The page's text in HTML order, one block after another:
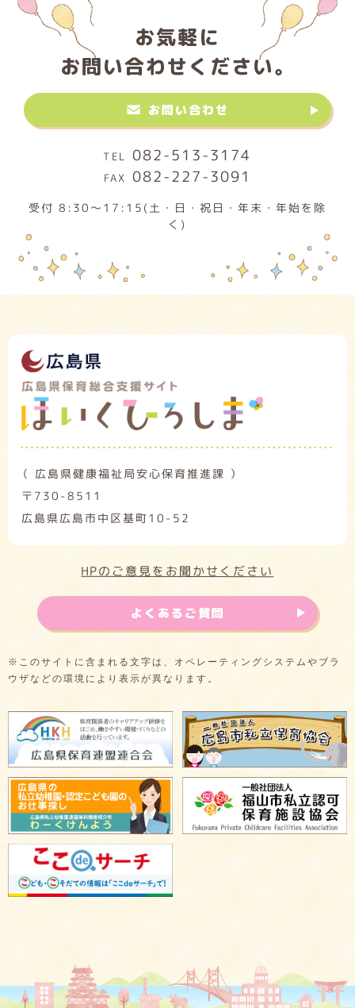
お気軽に
お問い合わせください。
お問い合わせ
082-513-3174
082-227-3091
受付 8:30～17:15(土・日・祝日・年末・年始を除
く)
（ 広島県健康福祉局安心保育推進課 ）
〒730-8511
広島県広島市中区基町10-52
HPのご意見をお聞かせください
よくあるご質問
※このサイトに含まれる文字は、オペレーティングシステムやブラ
ウザなどの環境により表示が異なります。